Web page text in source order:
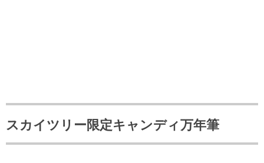
スカイツリー限定キャンディ万年筆